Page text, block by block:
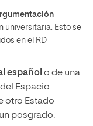
universitaria. Esto se
en el RD
español o de una
Espacio
otro Estado
posgrado.